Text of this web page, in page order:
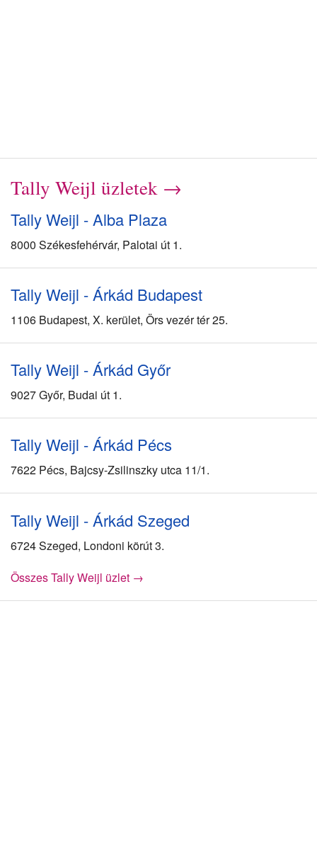
Tally Weijl üzletek →
Tally Weijl - Alba Plaza
8000 Székesfehérvár, Palotai út 1.
Tally Weijl - Árkád Budapest
1106 Budapest, X. kerület, Örs vezér tér 25.
Tally Weijl - Árkád Győr
9027 Győr, Budai út 1.
Tally Weijl - Árkád Pécs
7622 Pécs, Bajcsy-Zsilinszky utca 11/1.
Tally Weijl - Árkád Szeged
6724 Szeged, Londoni körút 3.
Összes Tally Weijl üzlet →